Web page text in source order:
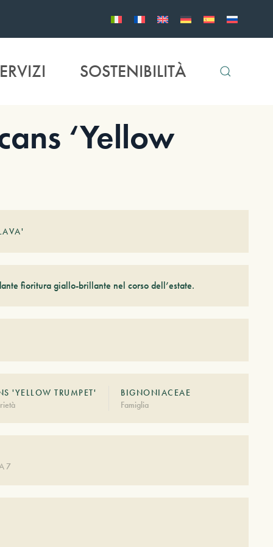
SOSTENIBILITÀ
‘Yellow
fioritura giallo-brillante nel corso dell’estate.
'YELLOW TRUMPET'
BIGNONIACEAE
Famiglia
7